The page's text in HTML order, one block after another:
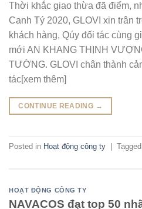
Thời khắc giao thừa đã điểm,
Canh Tý 2020, GLOVI xin trân
khách hàng, Qúy đối tác cùng
mới AN KHANG THỊNH
TƯỜNG. GLOVI chân thành
tác[xem thêm]
CONTINUE READING →
Posted in Hoạt động công ty | Tagged
HOẠT ĐỘNG CÔNG TY
NAVACOS đạt top 50